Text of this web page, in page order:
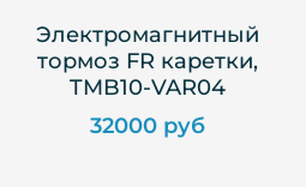
Электромагнитный
тормоз FR каретки,
TMB10-VAR04
32000 руб